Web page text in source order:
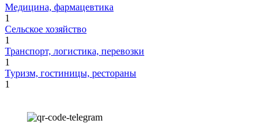
Медицина, фармацевтика
1
Сельское хозяйство
1
Транспорт, логистика, перевозки
1
Туризм, гостиницы, рестораны
1